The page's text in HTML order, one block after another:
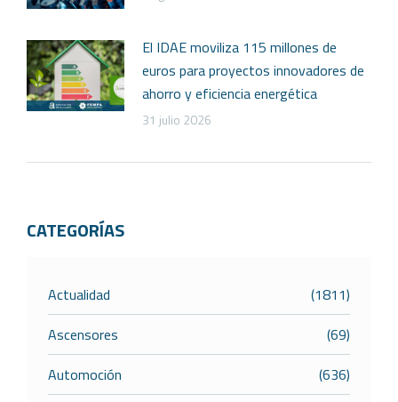
El IDAE moviliza 115 millones de
euros para proyectos innovadores de
ahorro y eficiencia energética
31 julio 2026
CATEGORÍAS
Actualidad
(1811)
Ascensores
(69)
Automoción
(636)